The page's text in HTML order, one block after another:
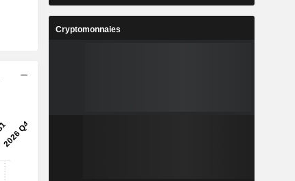
Cryptomonnaies